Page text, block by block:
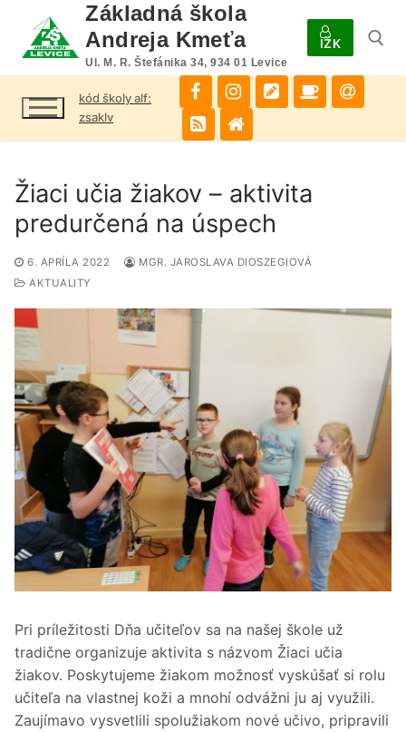
obsah
Základná škola
Andreja Kmeťa
Ul. M. R. Štefánika 34, 934 01 Levice
IŽK
Hľadať:
kód školy alf:
zsaklv
Žiaci učia žiakov – aktivita
predurčená na úspech
6. APRÍLA 2022
MGR. JAROSLAVA DIOSZEGIOVÁ
AKTUALITY
Pri príležitosti Dňa učiteľov sa na našej škole už
tradične organizuje aktivita s názvom Žiaci učia
žiakov. Poskytujeme žiakom možnosť vyskúšať si rolu
učiteľa na vlastnej koži a mnohí odvážni ju aj využili.
Zaujímavo vysvetlili spolužiakom nové učivo, pripravili